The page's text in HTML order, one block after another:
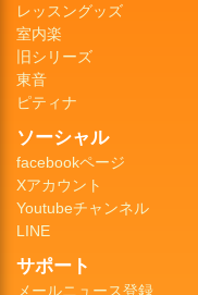
レッスングッズ
室内楽
旧シリーズ
東音
ピティナ
ソーシャル
facebookページ
Xアカウント
Youtubeチャンネル
LINE
サポート
メールニュース登録